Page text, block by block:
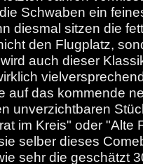
Schwaben ein
diesmal sitzen die
den Flugplatz,
auch dieser
auf das kommende
unverzichtbaren
im Kreis" oder "Alte
selber dieses
sehr die geschätzt